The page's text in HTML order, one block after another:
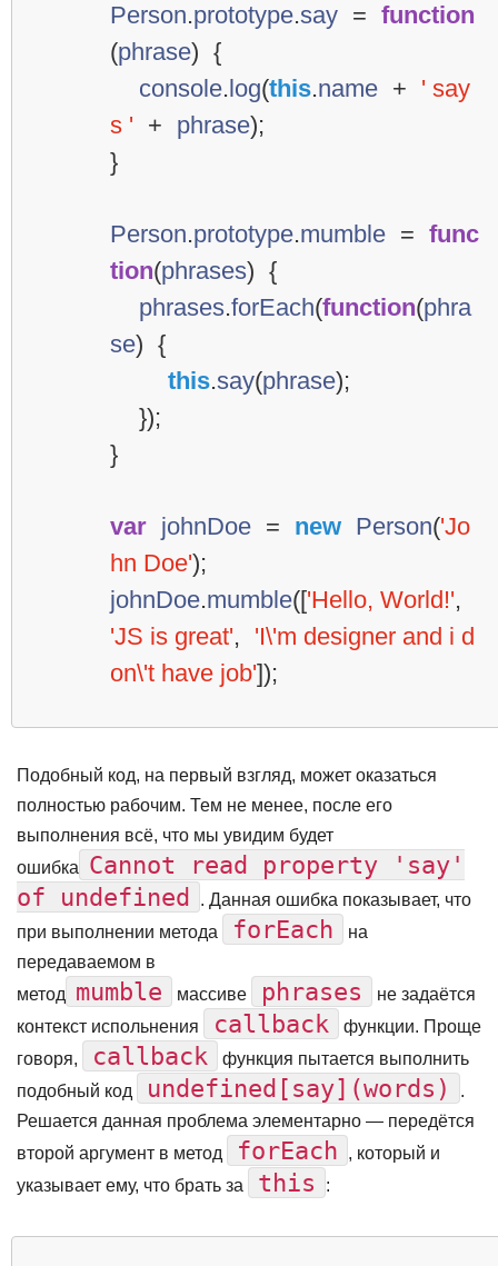
Person.prototype.say = function
(phrase) {
console. log(this.name + ' say
s ' + phrase);
}
Person.prototype.mumble = func
tion(phrases) {
phrases.forEach(function(phra
se) {
this.say(phrase);
});
}
var johnDoe = new Person('Jo
hn Doe');
johnDoe.mumble(['Hello, World!',
'JS is great', 'I\'m designer and i d
on\'t have job']);
Подобный код, на первый взгляд, может оказаться
полностью рабочим. Тем не менее, после его
выполнения всё, что мы увидим будет
ошибка
Cannot read property 'say'
of undefined
. Данная ошибка показывает, что
при выполнении метода
forEach
на
передаваемом в
метод
mumble массиве phrases
не задаётся
контекст испольнения
callback
функции. Проще
говоря,
callback
функция пытается выполнить
подобный код
undefined[say](words)
.
Решается данная проблема элементарно — передётся
второй аргумент в метод
forEach
, который и
указывает ему, что брать за
this :